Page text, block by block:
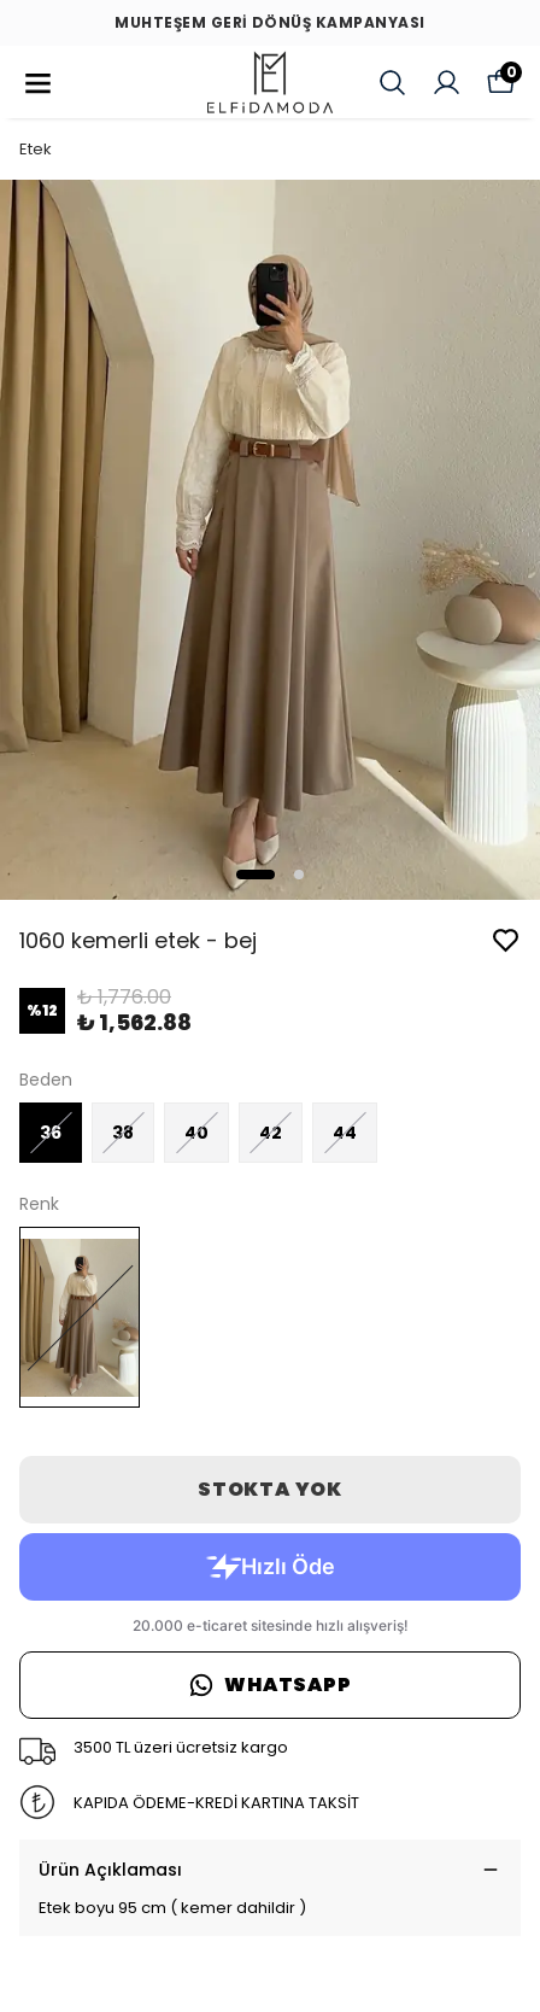
MUHTEŞEM GERİ DÖNÜŞ KAMPANYASI
0
Etek
1060 kemerli etek - bej
%12 ₺ 1,776.00
₺ 1,562.88
Beden
36 38 40 42 44
Renk
STOKTA YOK
WHATSAPP
3500 TL üzeri ücretsiz kargo
KAPIDA ÖDEME-KREDİ KARTINA TAKSİT
Ürün Açıklaması
Etek boyu 95 cm ( kemer dahildir )